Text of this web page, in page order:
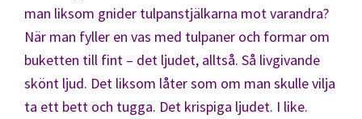
man liksom gnider tulpanstjälkarna mot varandra?
När man fyller en vas med tulpaner och formar om
buketten till fint – det ljudet, alltså. Så livgivande
skönt ljud. Det liksom låter som om man skulle vilja
ta ett bett och tugga. Det krispiga ljudet. I like.